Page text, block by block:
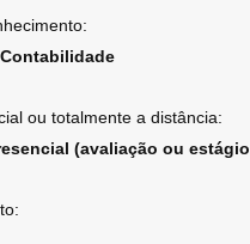
ou totalmente a distância:
(avaliação ou